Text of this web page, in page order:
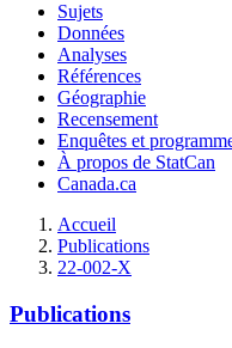
Sujets
Données
Analyses
Références
Géographie
Recensement
Enquêtes et
À propos de StatCan
Canada.ca
Accueil
Publications
22-002-X
Publications